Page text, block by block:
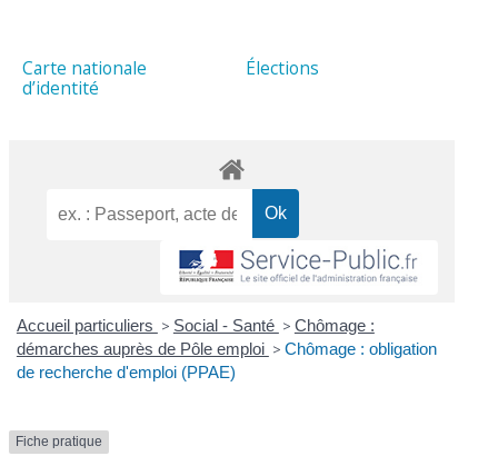
Carte nationale
d’identité
Élections
Accueil particuliers > Social - Santé > Chômage :
démarches auprès de Pôle emploi > Chômage : obligation
de recherche d'emploi (PPAE)
Fiche pratique